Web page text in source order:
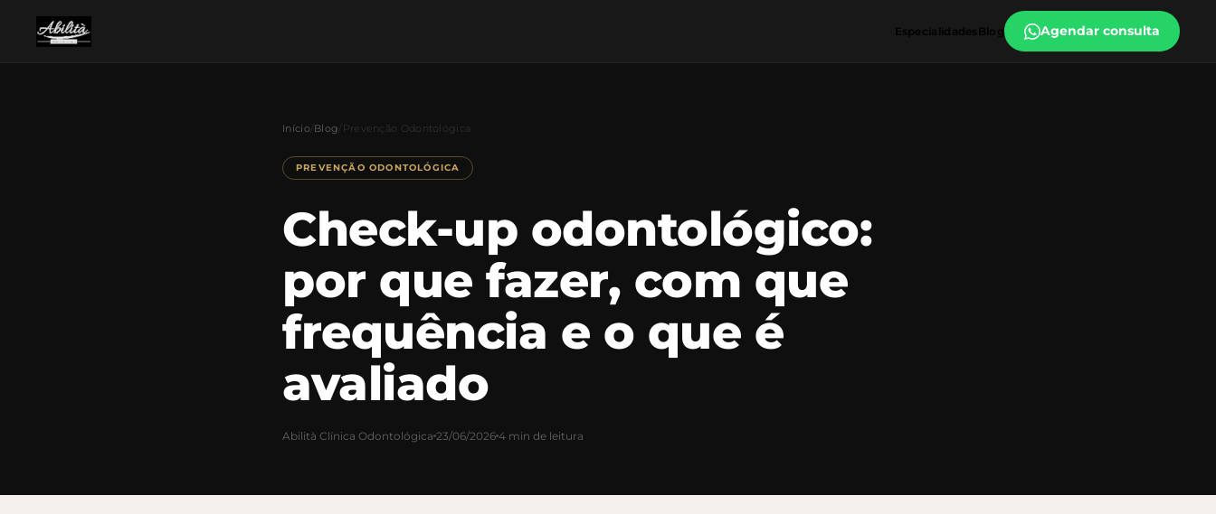
Especialidades Blog Agendar consulta
Início/ Blog Prevenção Odontológica
PREVENÇÃO ODONTOLÓGICA
Check-up odontológico:
por que fazer, com que
frequência e o que é
avaliado
Abilità Clínica Odontológica 23/06/2026 4 min de leitura